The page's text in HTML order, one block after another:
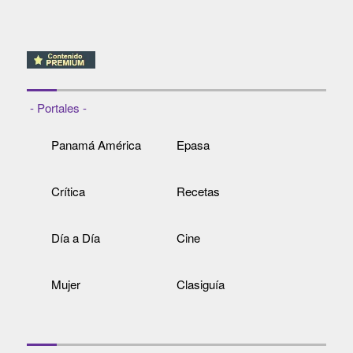
- Portales -
Panamá América Epasa
Crítica Recetas
Día a Día Cine
Mujer Clasiguía